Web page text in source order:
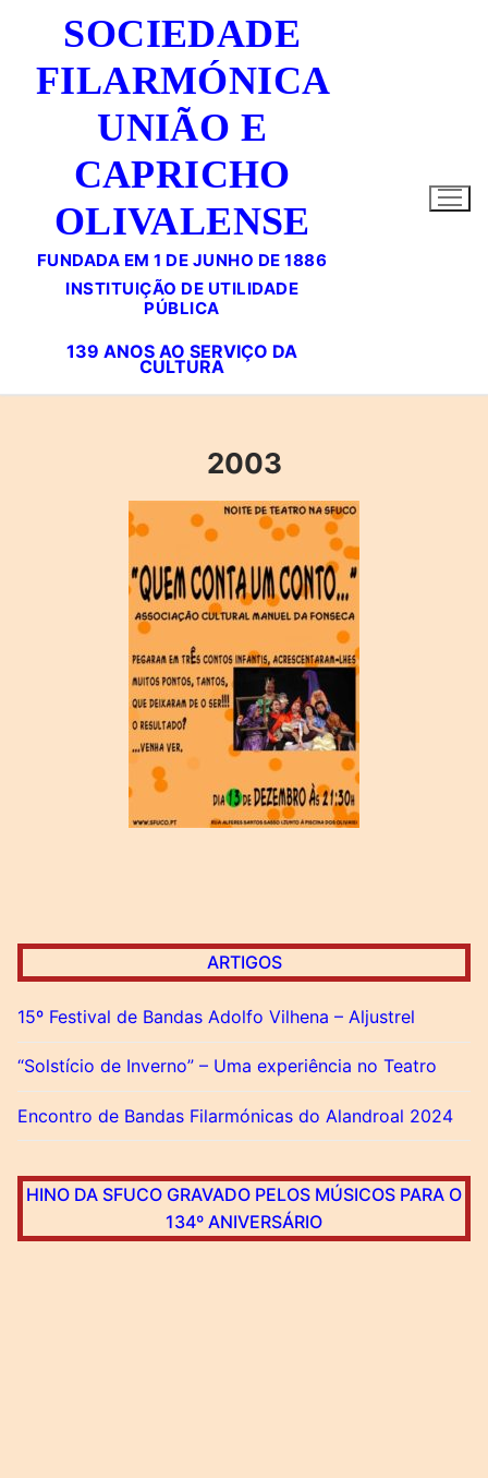
conteúdo
SOCIEDADE
FILARMÓNICA
UNIÃO E
CAPRICHO
OLIVALENSE
FUNDADA EM 1 DE JUNHO DE 1886
2003
ARTIGOS
15º Festival de Bandas Adolfo Vilhena – Aljustrel
“Solstício de Inverno” – Uma experiência no Teatro
Encontro de Bandas Filarmónicas do Alandroal 2024
HINO DA SFUCO GRAVADO PELOS MÚSICOS PARA O
134º ANIVERSÁRIO